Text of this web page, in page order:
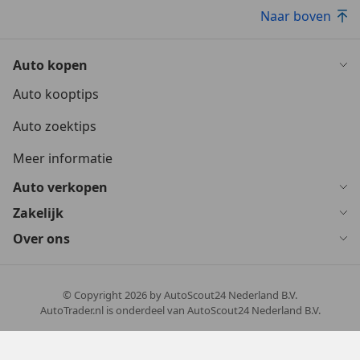
Naar boven
Auto kopen
Auto kooptips
Auto zoektips
Meer informatie
Auto verkopen
Zakelijk
Over ons
© Copyright2026 by AutoScout24 Nederland B.V.
AutoTrader.nl is onderdeel van AutoScout24 Nederland B.V.